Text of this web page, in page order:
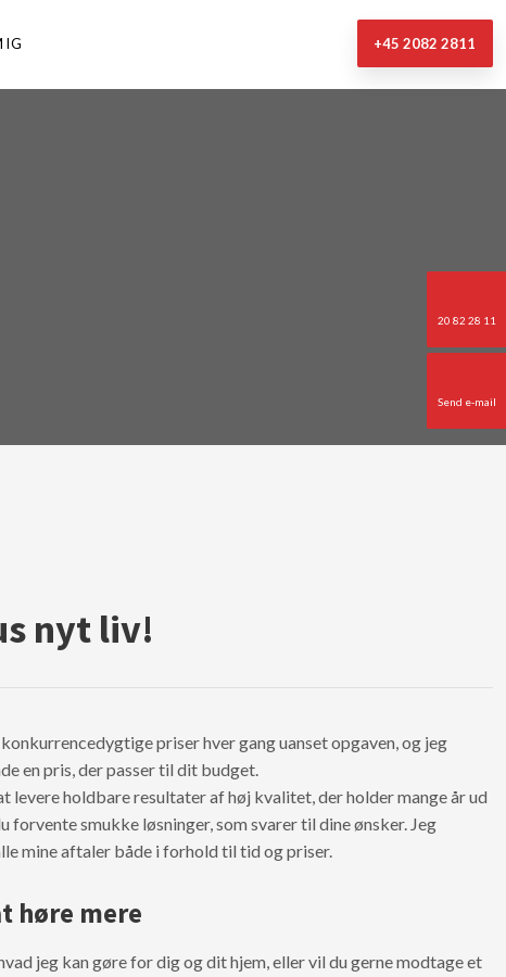
+45 2082 2811
20 82 28 11
Send e-mail
nyt liv!
priser hver gang uanset opgaven, og jeg
en pris, der passer til dit budget.
holdbare resultater af høj kvalitet, der holder mange år ud
forvente smukke løsninger, som svarer til dine ønsker. Jeg
mine aftaler både i forhold til tid og priser.
høre mere
jeg kan gøre for dig og dit hjem, eller vil du gerne modtage et